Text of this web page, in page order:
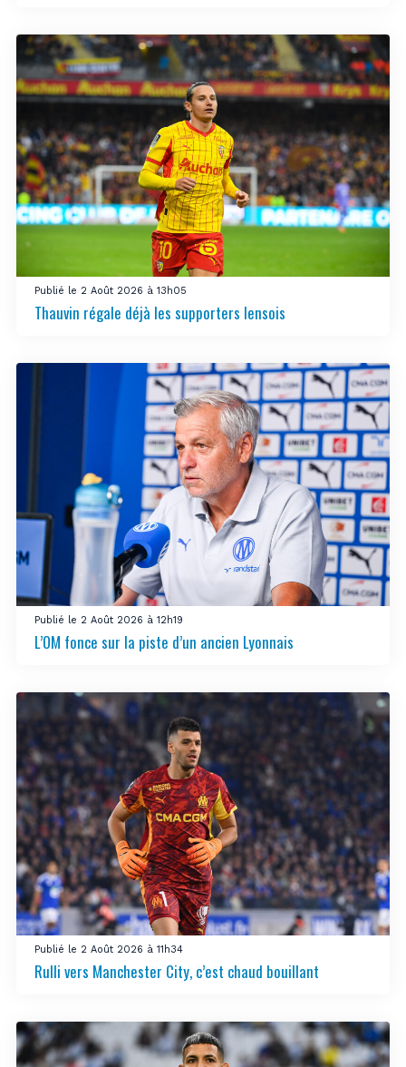
Publié le 2 Août 2026 à 13h05
Thauvin régale déjà les supporters lensois
Publié le 2 Août 2026 à 12h19
L’OM fonce sur la piste d’un ancien Lyonnais
Publié le 2 Août 2026 à 11h34
Rulli vers Manchester City, c’est chaud bouillant